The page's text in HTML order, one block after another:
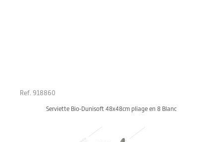
Ref. 918860
Serviette Bio-Dunisoft 48x48cm pliage en 8 Blanc